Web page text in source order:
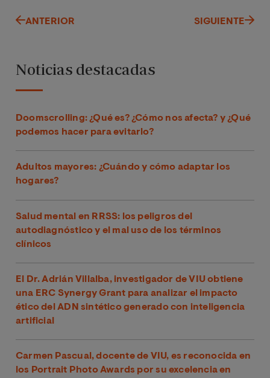
ANTERIOR SIGUIENTE
Noticias destacadas
Doomscrolling: ¿Qué es? ¿Cómo nos afecta? y ¿Qué
podemos hacer para evitarlo?
Adultos mayores: ¿Cuándo y cómo adaptar los
hogares?
Salud mental en RRSS: los peligros del
autodiagnóstico y el mal uso de los términos
clínicos
El Dr. Adrián Villalba, investigador de VIU obtiene
una ERC Synergy Grant para analizar el impacto
ético del ADN sintético generado con inteligencia
artificial
Carmen Pascual, docente de VIU, es reconocida en
los Portrait Photo Awards por su excelencia en